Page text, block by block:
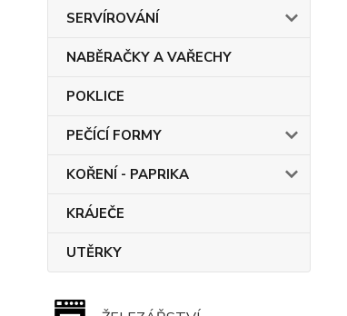
SERVÍROVÁNÍ
NABĚRAČKY A VAŘECHY
POKLICE
PEČÍCÍ FORMY
KOŘENÍ - PAPRIKA
KRÁJEČE
UTĚRKY